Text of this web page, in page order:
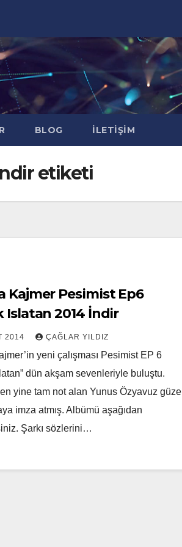
BLOG İLETIŞIM
etiketi
Kajmer Pesimist Ep6
Islatan 2014 İndir
2014 ÇAĞLAR YILDIZ
yeni çalışması Pesimist EP 6
dün akşam sevenleriyle buluştu.
yine tam not alan Yunus Özyavuz güzel
imza atmış. Albümü aşağıdan
Şarkı sözlerini…